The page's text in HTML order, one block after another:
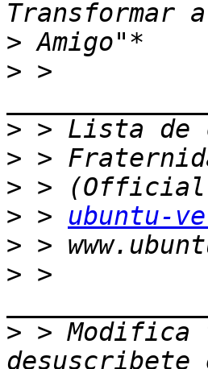
>
> >
>
>
>
> > ubuntu-
>
> >
> > Modifica